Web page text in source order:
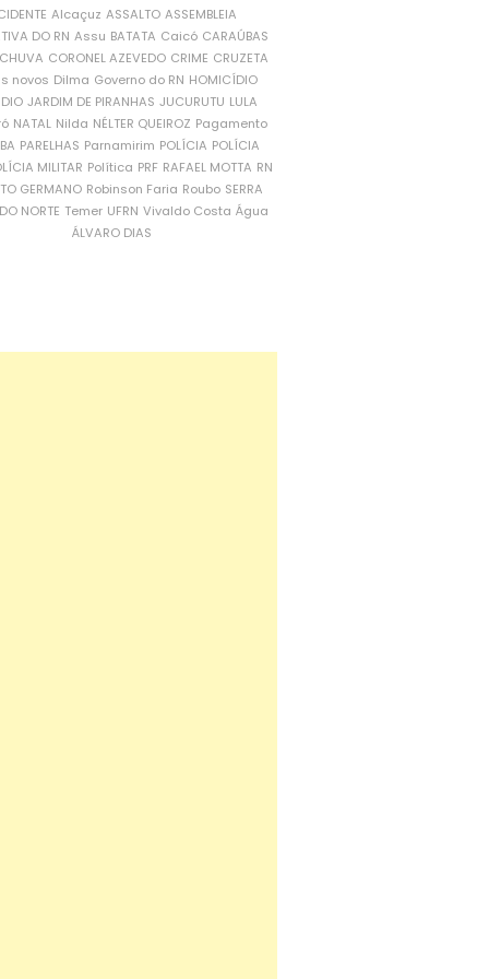
Alcaçuz ASSALTO ASSEMBLEIA
DO RN Assu BATATA Caicó CARAÚBAS
CORONEL AZEVEDO CRIME CRUZETA
novos Dilma Governo do RN HOMICÍDIO
JARDIM DE PIRANHAS JUCURUTU LULA
NATAL Nilda NÉLTER QUEIROZ Pagamento
PARELHAS Parnamirim POLÍCIA POLÍCIA
MILITAR Política PRF RAFAEL MOTTA RN
GERMANO Robinson Faria Roubo SERRA
NORTE Temer UFRN Vivaldo Costa Água
ÁLVARO DIAS